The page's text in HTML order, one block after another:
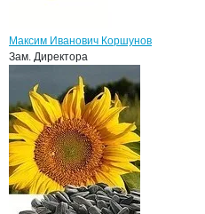
Максим Иванович Коршунов
Зам. Директора